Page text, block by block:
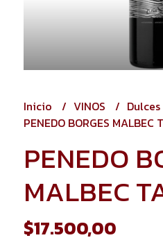
Inicio VINOS
Dulces
PENEDO BORGES MALBEC
PENEDO
MALBEC
$17.500,00